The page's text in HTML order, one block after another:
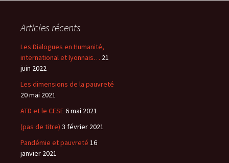
Articles récents
Les Dialogues en Humanité,
international et lyonnais… 21
juin 2022
Les dimensions de la pauvreté
20 mai 2021
ATD et le CESE 6 mai 2021
(pas de titre) 3 février 2021
Pandémie et pauvreté 16
janvier 2021